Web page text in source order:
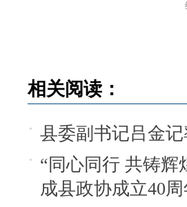
相关阅读：
县委副书记吕金
“同心同行 共铸辉
成县政协成立40